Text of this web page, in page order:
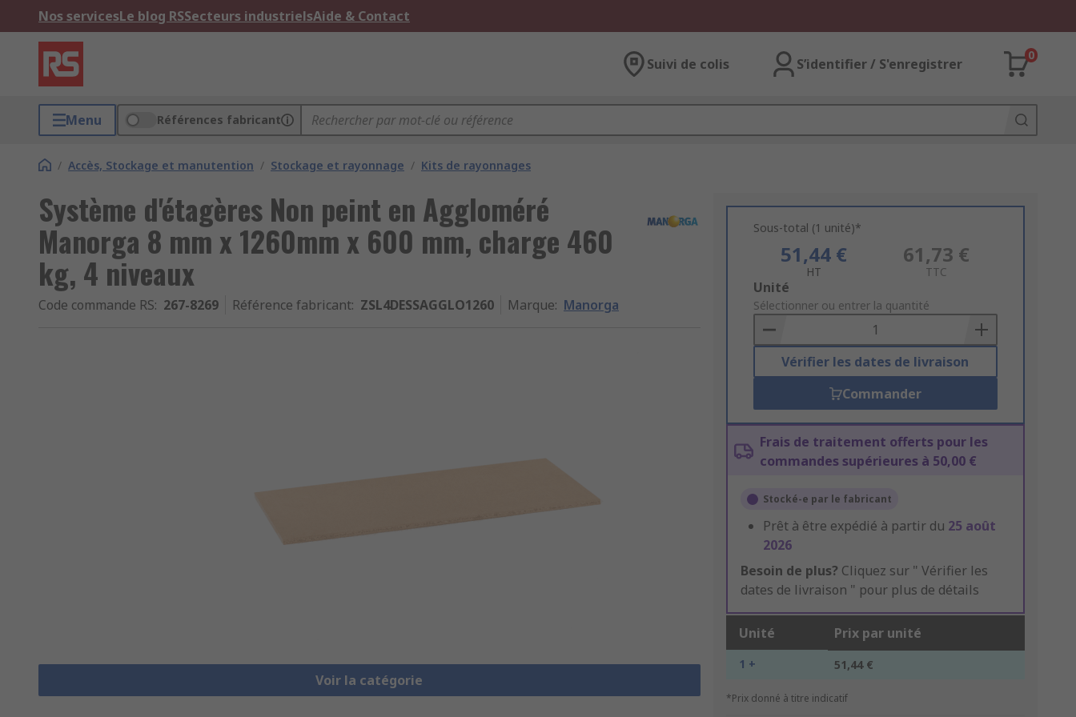
Nos servicesLe blog RSSecteurs industrielsAide & Contact
Suivi de colis S’identifier / S'enregistrer
0
Menu Références fabricant
/ Accès, Stockage et manutention / Stockage et rayonnage / Kits de rayonnages
Système d'étagères Non peint en Aggloméré
Manorga 8 mm x 1260mm x 600 mm, charge 460
kg, 4 niveaux
Code commande RS: 267-8269 Référence fabricant: ZSL4DESSAGGLO1260 Marque: Manorga
Voir la catégorie
Sous-total (1 unité)*
51,44 €
HT
61,73 €
TTC
Add
to
Basket
Unité
Sélectionner ou entrer la quantité
Vérifier les dates de livraison
Commander
Frais de traitement offerts pour les
commandes supérieures à 50,00 €
Stocké-e par le fabricant
Prêt à être expédié à partir du 25 août
2026
Besoin de plus? Cliquez sur " Vérifier les
dates de livraison " pour plus de détails
Unité Prix par unité
1 + 51,44 €
*Prix donné à titre indicatif